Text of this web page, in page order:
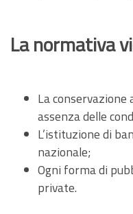
La normativa
La conservazione
assenza delle
L’istituzione di
nazionale;
Ogni forma di
private.